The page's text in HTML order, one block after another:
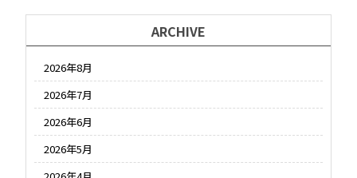
ARCHIVE
2026年8月
2026年7月
2026年6月
2026年5月